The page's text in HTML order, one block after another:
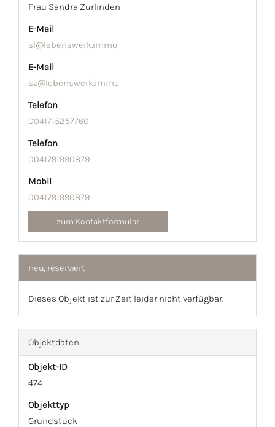
Frau Sandra Zurlinden
E-Mail
sl@lebenswerk.immo
E-Mail
sz@lebenswerk.immo
Telefon
0041715257760
Telefon
0041791990879
Mobil
0041791990879
zum Kontaktformular
neu, reserviert
Dieses Objekt ist zur Zeit leider nicht verfügbar.
Objektdaten
Objekt-ID
474
Objekttyp
Grundstück